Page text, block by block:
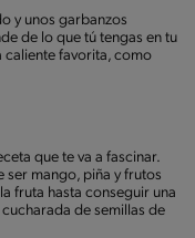
y unos garbanzos
de lo que tú tengas en tu
caliente favorita, como
que te va a fascinar.
ser mango, piña y frutos
fruta hasta conseguir una
de semillas de